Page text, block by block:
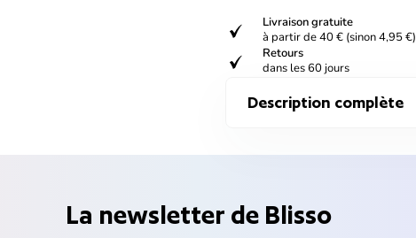
verified
Livraison gratuite
à partir de 40 € (sinon 4,95 €)
verified
Retours
dans les 60 jours
Description complète
La newsletter de Blisso